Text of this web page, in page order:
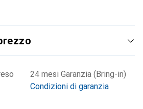
24 mesi Garanzia (Bring-in)
Condizioni di garanzia